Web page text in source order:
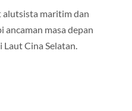
alutsista maritim dan
ancaman masa depan
Cina Selatan.